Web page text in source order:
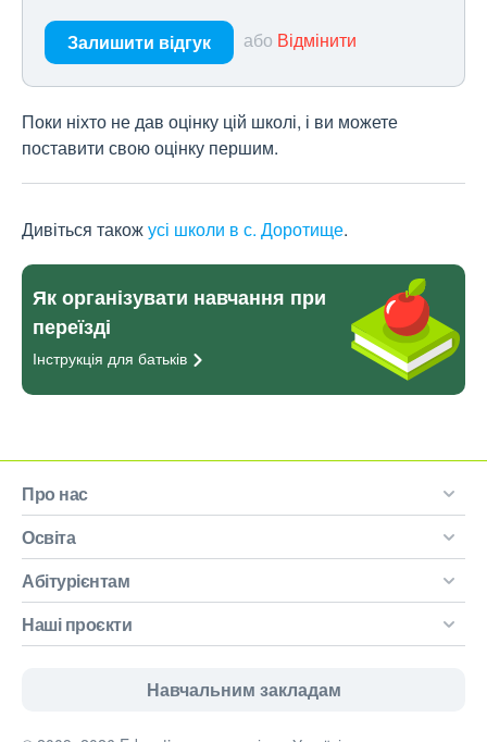
Залишити відгук або Відмінити
Поки ніхто не дав оцінку цій школі, і ви можете
поставити свою оцінку першим.
Дивіться такожусі школи в с. Доротище.
Як організувати навчання при
переїзді
Інструкція для батьків
Про нас
Освіта
Абітурієнтам
Наші проєкти
Навчальним закладам